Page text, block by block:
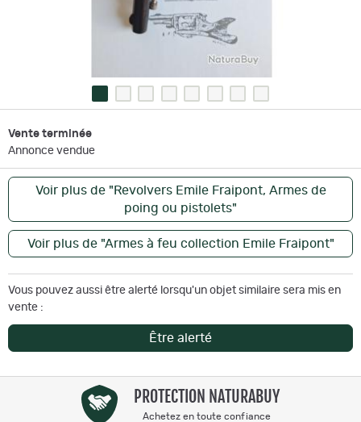
Vente terminée
Annonce vendue
Voir plus de "Revolvers Emile Fraipont, Armes de
poing ou pistolets"
Voir plus de "Armes à feu collection Emile Fraipont"
Vous pouvez aussi être alerté lorsqu'un objet similaire sera mis en
vente :
Être alerté
PROTECTION NATURABUY
Achetez en toute confiance